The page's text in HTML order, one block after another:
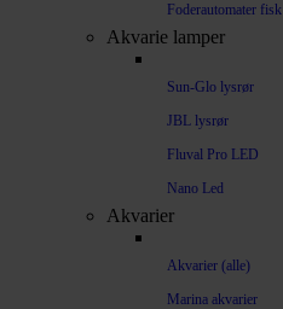
Foderautomater fisk
Akvarie lamper
Sun-Glo lysrør
JBL lysrør
Fluval Pro LED
Nano Led
Akvarier
Akvarier (alle)
Marina akvarier